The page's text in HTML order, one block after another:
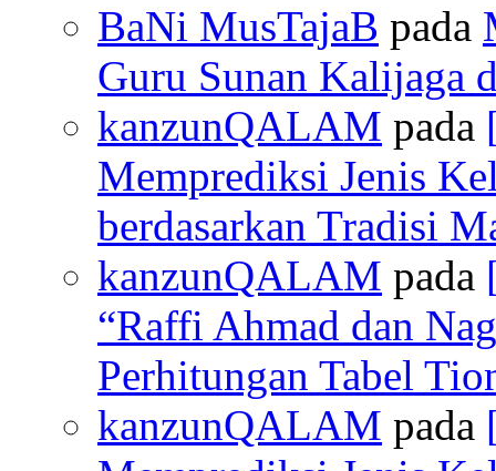
BaNi MusTajaB pada
Guru Sunan Kalijaga
kanzunQALAM pada
Memprediksi Jenis
berdasarkan Tradisi
kanzunQALAM pada
“Raffi Ahmad dan
Perhitungan Tabel
kanzunQALAM pada